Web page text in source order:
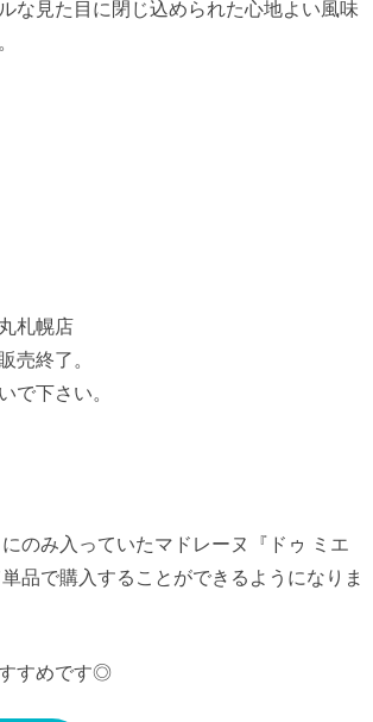
な見た目に閉じ込められた心地よい風味
札幌店
売終了。
で下さい。
のみ入っていたマドレーヌ『ドゥ ミエ
品で購入することができるようになりま
すめです◎